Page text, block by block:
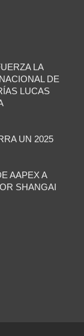
LA
DE
LUCAS
UN 2025
AAPEX A
SHANGAI